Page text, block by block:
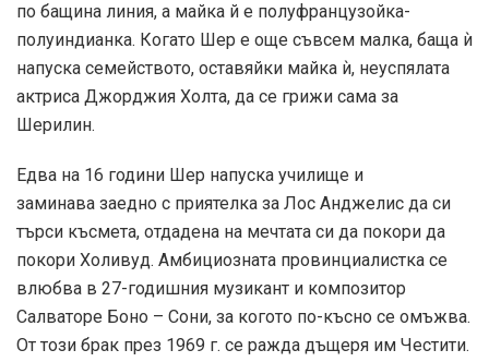
по бащина линия, a майка й e полуфранцузойка-
полуиндианкa. Когато Шер е още съвсем малка, баща ѝ
напуска семейството, оставяйки майка ѝ, неуспялата
актриса Джорджия Холта, да се грижи сама за
Шерилин.
Едва на 16 години Шер напуска училище и
заминава заедно с приятелка за Лос Анджелис да си
търси късмета, отдадена на мечтата си да покори да
покори Холивуд. Амбициозната провинциалистка се
влюбва в 27-годишния музикант и композитор
Салваторе Боно – Сони, за когото по-късно се омъжва.
От този брак през 1969 г. се ражда дъщеря им Честити.